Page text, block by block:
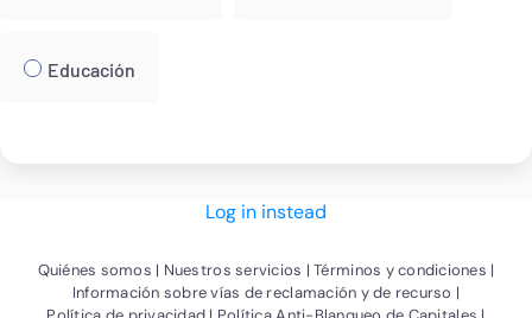
Educación
Log in instead
Quiénes somos(Abrir nueva ventana)
Nuestros servicios (Abrir nueva ventana)
Términos y condiciones(Abrir
Información sobre vías de reclamación y de recurso (Abrir